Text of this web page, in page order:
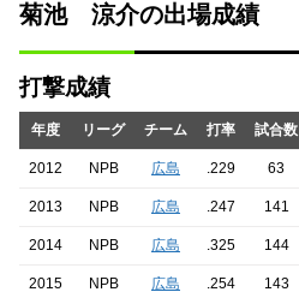
菊池 涼介の出場成績
打撃成績
年度 リーグ チーム 打率 試合数
2012 NPB 広島 .229 63
2013 NPB 広島 .247 141
2014 NPB 広島 .325 144
2015 NPB 広島 .254 143